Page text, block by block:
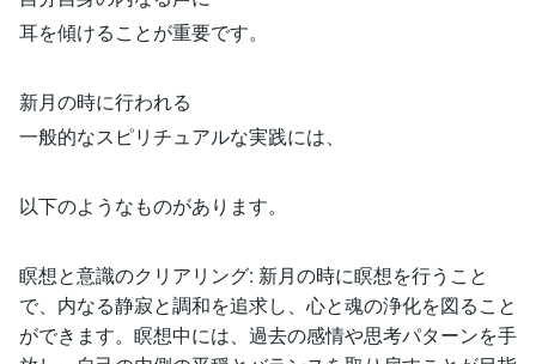
耳を傾けることが重要です。
新月の時に行われる
一般的なスピリチュアルな実践には、
以下のようなものがあります。
瞑想と意識のクリアリング: 新月の時に瞑想を行うこと
で、内なる静寂と調和を追求し、心と魂の浄化を図ること
ができます。瞑想中には、過去の感情や思考パターンを手